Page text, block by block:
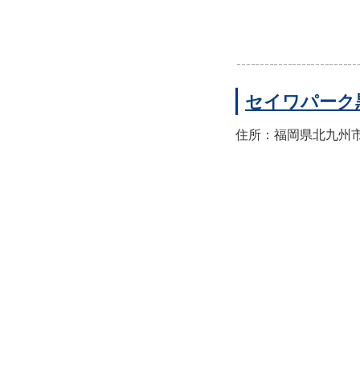
セイワパーク
住所：福岡県北九州